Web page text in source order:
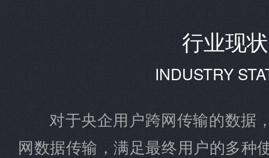
行业现状
INDUSTRY
对于央企用户跨网传输的数据
网数据传输，满足最终用户的多种